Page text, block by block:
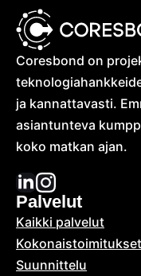
Coresbond on
ja kannattavasti.
asiantunteva
koko matkan ajan.
Palvelut
Kaikki palvelut
Kokonais­toimitukset
Suunnittelu